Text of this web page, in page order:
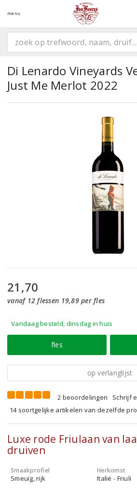
menu
Di Lenardo Vineyards
Just Me Merlot 2022
21,70
vanaf 12 flessen 19,89 per fles
Vandaag besteld, dinsdag in huis
fles
op verlanglijst
2 beoordelingen
Schrijf
14 soortgelijke artikelen van dezelfde
Luxe rode Friulaan van
druiven
Smaakprofiel
Smeuïg, rijk
Herkomst
Italië - Friuli